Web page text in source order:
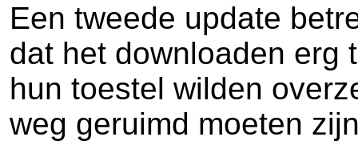
Een tweede update
dat het downloaden erg
hun toestel wilden
weg geruimd moeten